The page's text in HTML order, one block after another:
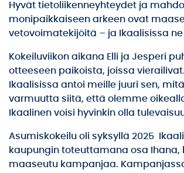
Hyvät tietoliikenneyhteydet ja
monipaikkaiseen arkeen ovat
vetovoimatekijöitä – ja Ikaalisissa
Kokeiluviikon aikana Elli ja Jesperi
otteeseen paikoista, joissa
Ikaalisissa antoi meille juuri sen,
varmuutta siitä, että olemme
Ikaalinen voisi hyvinkin olla
Asumiskokeilu oli syksyllä 2025
kaupungin toteuttamana osa Ihana,
maaseutu kampanjaa.